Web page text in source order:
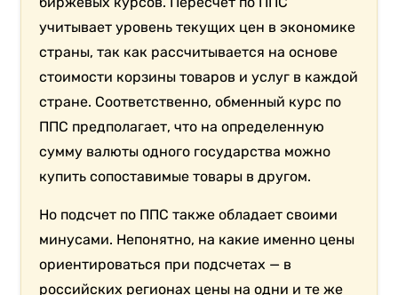
учитывает уровень текущих цен в экономике
страны, так как рассчитывается на основе
стоимости корзины товаров и услуг в каждой
стране. Соответственно, обменный курс по
ППС предполагает, что на определенную
сумму валюты одного государства можно
купить сопоставимые товары в другом.
Но подсчет по ППС также обладает своими
минусами. Непонятно, на какие именно цены
ориентироваться при подсчетах — в
российских регионах цены на одни и те же